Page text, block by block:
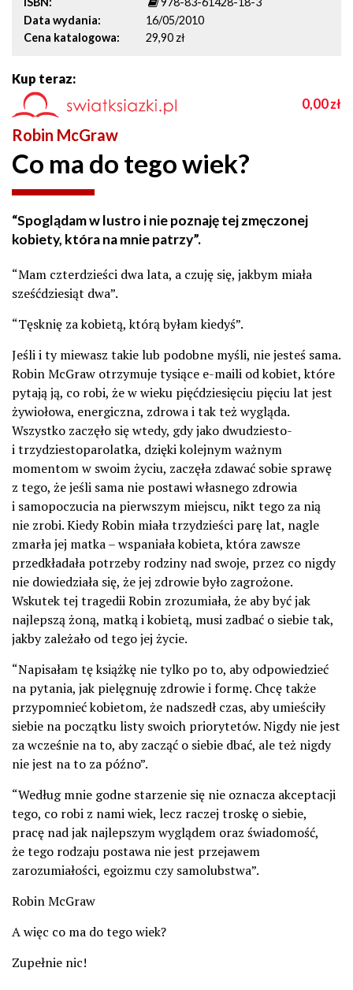
Data wydania
16/05/2010
Cena katalogowa
29,90 zł
Kup teraz:
0,00zł
Robin McGraw
Co ma do tego wiek?
“Spoglądam w lustro i nie poznaję tej zmęczonej
kobiety, która na mnie patrzy”.
“Mam czterdzieści dwa lata, a czuję się, jakbym miała
sześćdziesiąt dwa”.
“Tęsknię za kobietą, którą byłam kiedyś”.
Jeśli i ty miewasz takie lub podobne myśli, nie jesteś sama.
Robin McGraw otrzymuje tysiące e-maili od kobiet, które
pytają ją, co robi, że w wieku pięćdziesięciu pięciu lat jest
żywiołowa, energiczna, zdrowa i tak też wygląda.
Wszystko zaczęło się wtedy, gdy jako dwudziesto-
i trzydziestoparolatka, dzięki kolejnym ważnym
momentom w swoim życiu, zaczęła zdawać sobie sprawę
z tego, że jeśli sama nie postawi własnego zdrowia
i samopoczucia na pierwszym miejscu, nikt tego za nią
nie zrobi. Kiedy Robin miała trzydzieści parę lat, nagle
zmarła jej matka – wspaniała kobieta, która zawsze
przedkładała potrzeby rodziny nad swoje, przez co nigdy
nie dowiedziała się, że jej zdrowie było zagrożone.
Wskutek tej tragedii Robin zrozumiała, że aby być jak
najlepszą żoną, matką i kobietą, musi zadbać o siebie tak,
jakby zależało od tego jej życie.
“Napisałam tę książkę nie tylko po to, aby odpowiedzieć
na pytania, jak pielęgnuję zdrowie i formę. Chcę także
przypomnieć kobietom, że nadszedł czas, aby umieściły
siebie na początku listy swoich priorytetów. Nigdy nie jest
za wcześnie na to, aby zacząć o siebie dbać, ale też nigdy
nie jest na to za późno”.
“Według mnie godne starzenie się nie oznacza akceptacji
tego, co robi z nami wiek, lecz raczej troskę o siebie,
pracę nad jak najlepszym wyglądem oraz świadomość,
że tego rodzaju postawa nie jest przejawem
zarozumiałości, egoizmu czy samolubstwa”.
Robin McGraw
A więc co ma do tego wiek?
Zupełnie nic!